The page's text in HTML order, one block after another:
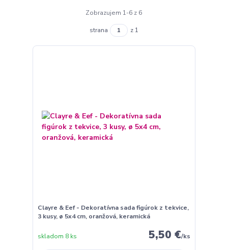
Zobrazujem 1-6 z 6
strana z 1
Clayre & Eef - Dekoratívna sada figúrok z tekvice,
3 kusy, ø 5x4 cm, oranžová, keramická
5,50 €/ks
skladom 8 ks